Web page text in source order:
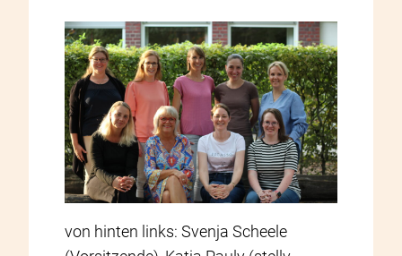
von hinten links: Svenja Scheele